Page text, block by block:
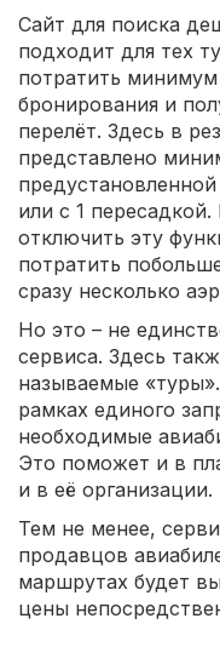
Сайт для поиска
подходит для тех
потратить
бронирования и
перелёт. Здесь в
представлено
или с 1
отключить эту
потратить
сразу несколько
Но это – не
сервиса. Здесь
называемые
рамках единого
необходимые
Это поможет и в
и в её организации.
Тем не менее,
продавцов
маршрутах будет
цены